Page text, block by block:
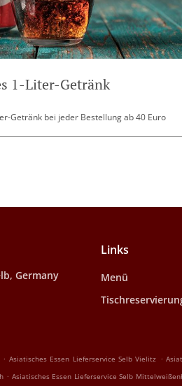
1-Liter-Getränk
Getränk bei jeder Bestellung ab 40 Euro
Germany
Links
Menü
. Asiatisches Essen Lieferservice Selb Vielitz .
. Asiatisches Essen Lieferservice Selb